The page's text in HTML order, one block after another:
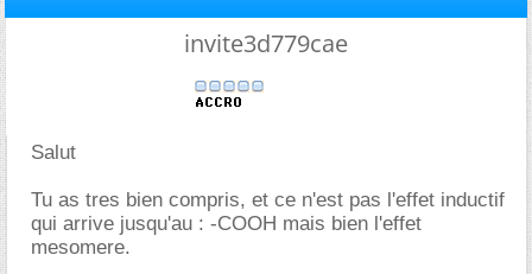
invite3d779cae
Salut
Tu as tres bien compris, et ce n'est pas l'effet inductif
qui arrive jusqu'au : -COOH mais bien l'effet
mesomere.